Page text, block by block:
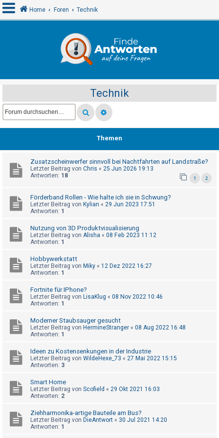
e
l
d
e
R
e
s
t
e
r
U
b
e
t
w
o
Home Foren Technik
Technik
Themen
Zusatzscheinwerfer sinnvoll bei Nachtfahrten auf Landstraße?
Letzter Beitrag von Chris « 25 Jun 2026 19:13
Antworten: 18 1 2
Förderband Rollen - Wie halte ich sie in Schwung?
Letzter Beitrag von Kylian « 29 Jun 2023 17:51
Antworten: 1
Nutzung von 3D Produktvisualisierung
Letzter Beitrag von Alisha « 08 Feb 2023 11:12
Antworten: 1
Hobbywerkstatt
Letzter Beitrag von Miky « 12 Dez 2022 16:27
Antworten: 1
Fortnite für IPhone?
Letzter Beitrag von LisaKlug « 08 Nov 2022 10:46
Antworten: 1
Moderner Staubsauger gesucht
Letzter Beitrag von HermineStranger « 08 Aug 2022 16:48
Antworten: 1
Ideen zu Kostensenkungen in der Industrie
Letzter Beitrag von WildeHexe_73 « 27 Mai 2022 15:15
Antworten: 3
Smart Home
Letzter Beitrag von Scofield « 29 Okt 2021 16:03
Antworten: 2
Ziehharmonika-artige Bauteile am Bus?
Letzter Beitrag von DieAntwort « 30 Jul 2021 14:20
Antworten: 1